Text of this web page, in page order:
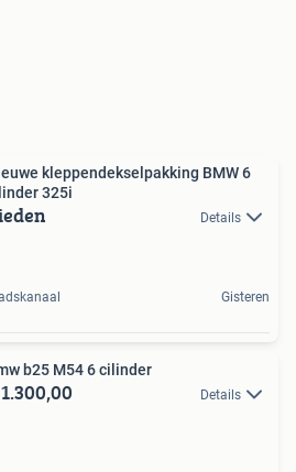
kleppendekselpakking BMW 6
325i
Details
Gisteren
b25 M54 6 cilinder
Details